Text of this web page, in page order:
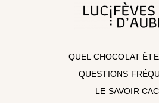
QUEL CHOCOLAT
QUESTIONS
LE SAVOIR